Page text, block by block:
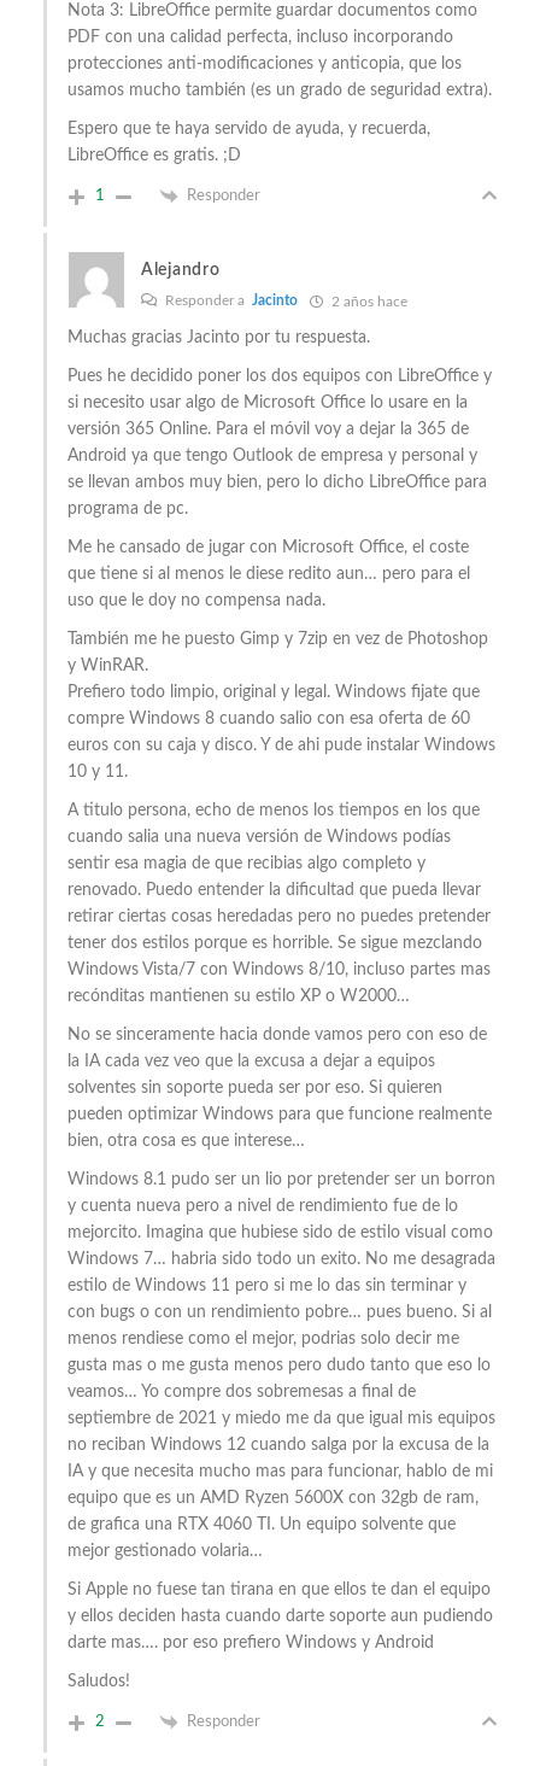
Nota 3: LibreOffice permite guardar documentos como
PDF con una calidad perfecta, incluso incorporando
protecciones anti-modificaciones y anticopia, que los
usamos mucho también (es un grado de seguridad extra).
Espero que te haya servido de ayuda, y recuerda,
LibreOffice es gratis. ;D
1 Responder
Alejandro
Responder a Jacinto 2 años hace
Muchas gracias Jacinto por tu respuesta.
Pues he decidido poner los dos equipos con LibreOffice y
si necesito usar algo de Microsoft Office lo usare en la
versión 365 Online. Para el móvil voy a dejar la 365 de
Android ya que tengo Outlook de empresa y personal y
se llevan ambos muy bien, pero lo dicho LibreOffice para
programa de pc.
Me he cansado de jugar con Microsoft Office, el coste
que tiene si al menos le diese redito aun… pero para el
uso que le doy no compensa nada.
También me he puesto Gimp y 7zip en vez de Photoshop
y WinRAR.
Prefiero todo limpio, original y legal. Windows fijate que
compre Windows 8 cuando salio con esa oferta de 60
euros con su caja y disco. Y de ahi pude instalar Windows
10 y 11.
A titulo persona, echo de menos los tiempos en los que
cuando salia una nueva versión de Windows podías
sentir esa magia de que recibias algo completo y
renovado. Puedo entender la dificultad que pueda llevar
retirar ciertas cosas heredadas pero no puedes pretender
tener dos estilos porque es horrible. Se sigue mezclando
Windows Vista/7 con Windows 8/10, incluso partes mas
recónditas mantienen su estilo XP o W2000…
No se sinceramente hacia donde vamos pero con eso de
la IA cada vez veo que la excusa a dejar a equipos
solventes sin soporte pueda ser por eso. Si quieren
pueden optimizar Windows para que funcione realmente
bien, otra cosa es que interese…
Windows 8.1 pudo ser un lio por pretender ser un borron
y cuenta nueva pero a nivel de rendimiento fue de lo
mejorcito. Imagina que hubiese sido de estilo visual como
Windows 7… habria sido todo un exito. No me desagrada
estilo de Windows 11 pero si me lo das sin terminar y
con bugs o con un rendimiento pobre… pues bueno. Si al
menos rendiese como el mejor, podrias solo decir me
gusta mas o me gusta menos pero dudo tanto que eso lo
veamos… Yo compre dos sobremesas a final de
septiembre de 2021 y miedo me da que igual mis equipos
no reciban Windows 12 cuando salga por la excusa de la
IA y que necesita mucho mas para funcionar, hablo de mi
equipo que es un AMD Ryzen 5600X con 32gb de ram,
de grafica una RTX 4060 TI. Un equipo solvente que
mejor gestionado volaria…
Si Apple no fuese tan tirana en que ellos te dan el equipo
y ellos deciden hasta cuando darte soporte aun pudiendo
darte mas…. por eso prefiero Windows y Android
Saludos!
2 Responder